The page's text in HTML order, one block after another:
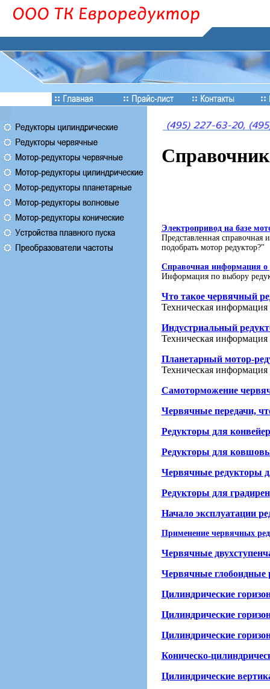
Cправочник
Электропривод на базе
Представленная
подобрать мотор редуктор?"
Справочная информация о
Информация по выбору
Что такое червячный
Техническая
Индустриальный
Техническая
Планетарный мотор-
Техническая
Самоторможение
Червячные передачи,
Редукторы для
Редукторы для
Червячные редукторы
Редукторы для градирен
Начало эксплуатации
Применение червячных
Червячные
Червячные глобоидные
Цилиндрические
Цилиндрические
Цилиндрические
Коническо-
Цилиндрические